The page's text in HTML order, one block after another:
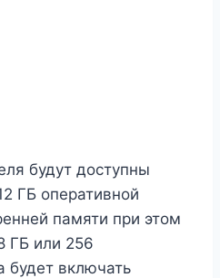
будут доступны
ГБ оперативной
памяти при этом
ГБ или 256
будет включать